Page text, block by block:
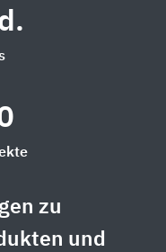
zu
und